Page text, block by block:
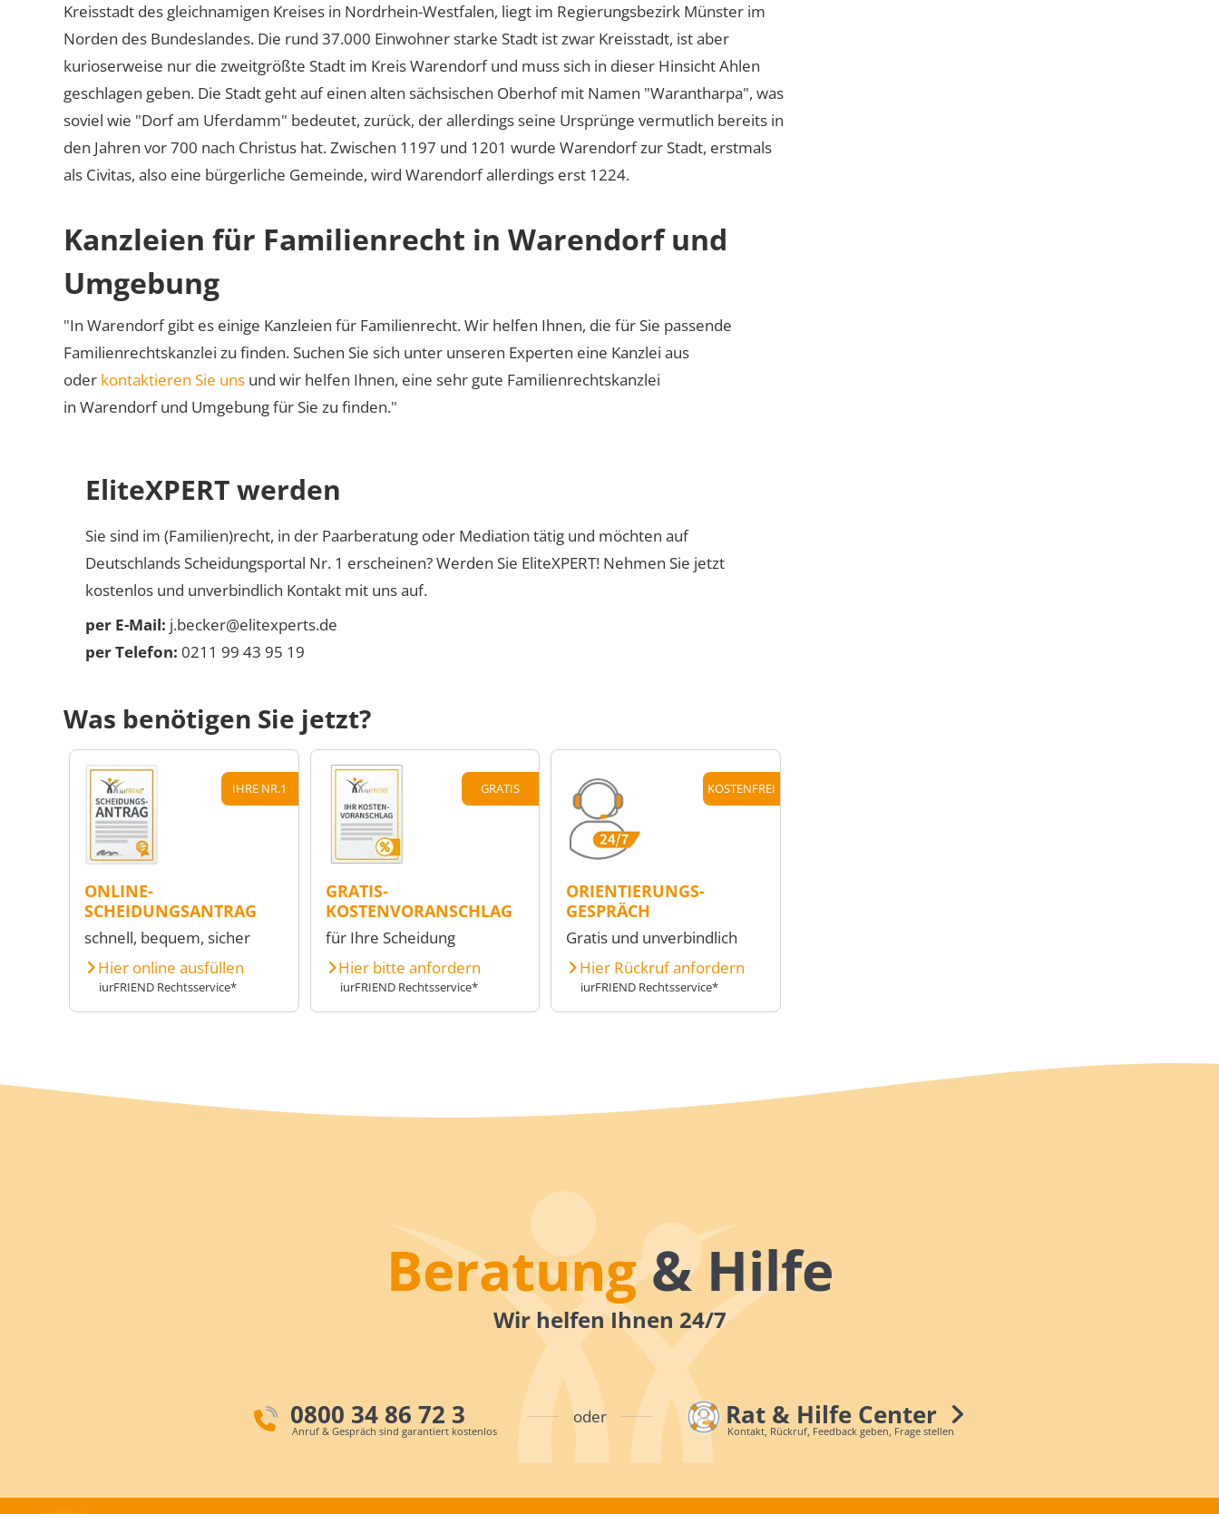
Kreisstadt des gleichnamigen Kreises in Nordrhein-Westfalen, liegt im Regierungsbezirk Münster im
Norden des Bundeslandes. Die rund 37.000 Einwohner starke Stadt ist zwar Kreisstadt, ist aber
kurioserweise nur die zweitgrößte Stadt im Kreis Warendorf und muss sich in dieser Hinsicht Ahlen
geschlagen geben. Die Stadt geht auf einen alten sächsischen Oberhof mit Namen Warantharpa , was
soviel wie Dorf am Uferdamm bedeutet, zurück, der allerdings seine Ursprünge vermutlich bereits in
den Jahren vor 700 nach Christus hat. Zwischen 1197 und 1201 wurde Warendorf zur Stadt, erstmals
als Civitas, also eine bürgerliche Gemeinde, wird Warendorf allerdings erst 1224.
Kanzleien für Familienrecht in Warendorf und
Umgebung
"In Warendorf gibt es einige Kanzleien für Familienrecht. Wir helfen Ihnen, die für Sie passende
Familienrechtskanzlei zu finden. Suchen Sie sich unter unseren Experten eine Kanzlei aus
oder kontaktieren Sie uns und wir helfen Ihnen, eine sehr gute Familienrechtskanzlei
in Warendorf und Umgebung für Sie zu finden."
EliteXPERT werden
Sie sind im (Familien)recht, in der Paarberatung oder Mediation tätig und möchten auf
Deutschlands Scheidungsportal Nr. 1 erscheinen? Werden Sie EliteXPERT! Nehmen Sie jetzt
kostenlos und unverbindlich Kontakt mit uns auf.
per E-Mail: j.becker@elitexperts.de
per Telefon: 0211 99 43 95 19
Was benötigen Sie jetzt?
IHRE NR.1
ONLINE-
SCHEIDUNGSANTRAG
schnell, bequem, sicher
Hier online ausfüllen
iurFRIEND Rechtsservice*
GRATIS
GRATIS-
KOSTENVORANSCHLAG
für Ihre Scheidung
Hier bitte anfordern
iurFRIEND Rechtsservice*
KOSTENFREI
ORIENTIERUNGS-
GESPRÄCH
Gratis und unverbindlich
Hier Rückruf anfordern
iurFRIEND Rechtsservice*
Beratung& Hilfe
Wir helfen Ihnen 24/7
0800 34 86 72 3
Anruf & Gespräch sind garantiert kostenlos
oder Rat & Hilfe Center
Kontakt, Rückruf, Feedback geben, Frage stellen